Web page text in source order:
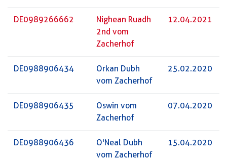
DE0989266662
Nighean Ruadh
2nd vom
Zacherhof
12.04.2021
DE0988906434
Orkan Dubh
vom Zacherhof
25.02.2020
DE0988906435
Oswin vom
Zacherhof
07.04.2020
DE0988906436
O'Neal Dubh
vom Zacherhof
15.04.2020